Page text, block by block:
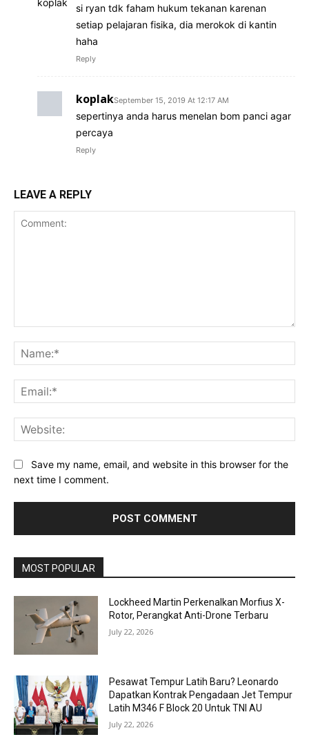
si ryan tdk faham hukum tekanan karenan
setiap pelajaran fisika, dia merokok di kantin
haha
Reply
koplakSeptember 15, 2019 At 12:17 AM
sepertinya anda harus menelan bom panci agar
percaya
Reply
LEAVE A REPLY
Save my name, email, and website in this browser for the
next time I comment.
MOST POPULAR
Lockheed Martin Perkenalkan Morfius X-
Rotor, Perangkat Anti-Drone Terbaru
July 22, 2026
Pesawat Tempur Latih Baru? Leonardo
Dapatkan Kontrak Pengadaan Jet Tempur
Latih M346 F Block 20 Untuk TNI AU
July 22, 2026